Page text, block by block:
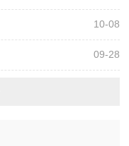
10-08
09-28